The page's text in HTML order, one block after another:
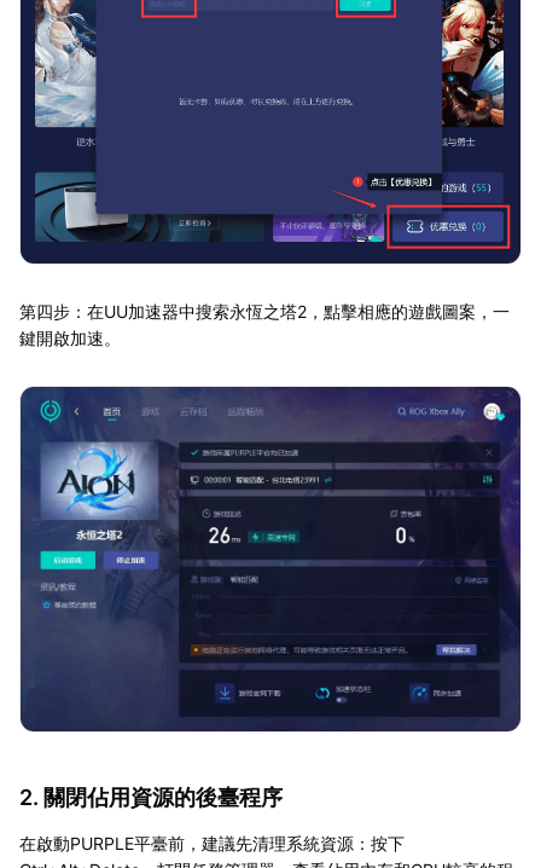
第四步：在UU加速器中搜索永恆之塔2，點擊相應的遊戲圖案，一
鍵開啟加速。
2. 關閉佔用資源的後臺程序
在啟動PURPLE平臺前，建議先清理系統資源：按下